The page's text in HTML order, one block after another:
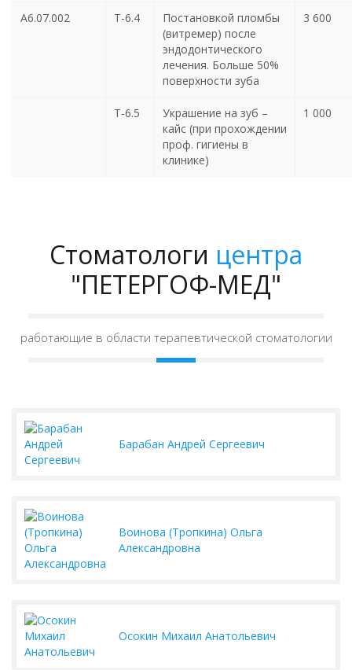
А6.07.002 Т-6.4
Постановкой пломбы
(витремер) после
эндодонтического
лечения. Больше 50%
поверхности зуба
3 600
Т-6.5
Украшение на зуб –
кайс (при прохождении
проф. гигиены в
клинике)
1 000
Стоматологи центра
"ПЕТЕРГОФ-МЕД"
работающие в области терапевтической стоматологии
Барабан Андрей Сергеевич
Воинова (Тропкина) Ольга
Александровна
Осокин Михаил Анатольевич